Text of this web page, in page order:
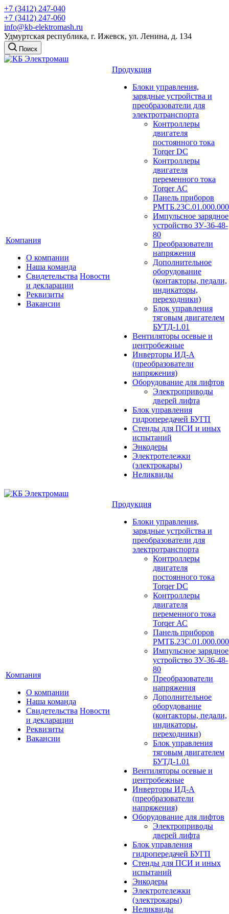
+7 (3412) 247-040
+7 (3412) 247-060
info@kb-elektromash.ru
Удмуртская республика, г. Ижевск, ул. Ленина, д. 134
Поиск
Компания
О компании
Наша команда
Свидетельства
и декларации
Реквизиты
Вакансии
Новости
Продукция
Блоки управления,
зарядные устройства и
преобразователи для
электротранспорта
Контроллеры
двигателя
постоянного тока
Torqer DC
Контроллеры
двигателя
переменного тока
Torqer АС
Панель приборов
РМТБ.23С.01.000.000
Импульсное зарядное
устройство ЗУ-36-48-
80
Преобразователи
напряжения
Дополнительное
оборудование
(контакторы, педали,
индикаторы,
переходники)
Блок управления
тяговым двигателем
БУТД-1.01
Вентиляторы осевые и
центробежные
Инверторы ИД-А
(преобразователи
напряжения)
Оборудование для лифтов
Электроприводы
дверей лифта
Блок управления
гидропередачей БУГП
Стенды для ПСИ и иных
испытаний
Энкодеры
Электротележки
(электрокары)
Неликвиды
Компания
О компании
Наша команда
Свидетельства
и декларации
Реквизиты
Вакансии
Новости
Продукция
Блоки управления,
зарядные устройства и
преобразователи для
электротранспорта
Контроллеры
двигателя
постоянного тока
Torqer DC
Контроллеры
двигателя
переменного тока
Torqer АС
Панель приборов
РМТБ.23С.01.000.000
Импульсное зарядное
устройство ЗУ-36-48-
80
Преобразователи
напряжения
Дополнительное
оборудование
(контакторы, педали,
индикаторы,
переходники)
Блок управления
тяговым двигателем
БУТД-1.01
Вентиляторы осевые и
центробежные
Инверторы ИД-А
(преобразователи
напряжения)
Оборудование для лифтов
Электроприводы
дверей лифта
Блок управления
гидропередачей БУГП
Стенды для ПСИ и иных
испытаний
Энкодеры
Электротележки
(электрокары)
Неликвиды